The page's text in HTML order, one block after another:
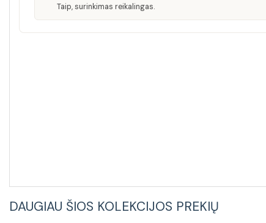
Taip, surinkimas reikalingas.
DAUGIAU ŠIOS KOLEKCIJOS PREKIŲ